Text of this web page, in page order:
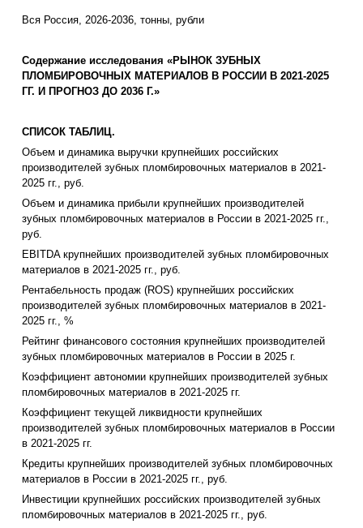
Вся Россия, 2026-2036, тонны, рубли
Содержание исследования «РЫНОК ЗУБНЫХ
ПЛОМБИРОВОЧНЫХ МАТЕРИАЛОВ В РОССИИ В 2021-2025
ГГ. И ПРОГНОЗ ДО 2036 Г.»
СПИСОК ТАБЛИЦ.
Объем и динамика выручки крупнейших российских
производителей зубных пломбировочных материалов в 2021-
2025 гг., руб.
Объем и динамика прибыли крупнейших производителей
зубных пломбировочных материалов в России в 2021-2025 гг.,
руб.
EBITDA крупнейших производителей зубных пломбировочных
материалов в 2021-2025 гг., руб.
Рентабельность продаж (ROS) крупнейших российских
производителей зубных пломбировочных материалов в 2021-
2025 гг., %
Рейтинг финансового состояния крупнейших производителей
зубных пломбировочных материалов в России в 2025 г.
Коэффициент автономии крупнейших производителей зубных
пломбировочных материалов в 2021-2025 гг.
Коэффициент текущей ликвидности крупнейших
производителей зубных пломбировочных материалов в России
в 2021-2025 гг.
Кредиты крупнейших производителей зубных пломбировочных
материалов в России в 2021-2025 гг., руб.
Инвестиции крупнейших российских производителей зубных
пломбировочных материалов в 2021-2025 гг., руб.